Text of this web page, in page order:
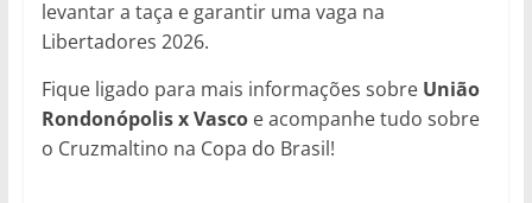
levantar a taça e garantir uma vaga na
Libertadores 2026.
Fique ligado para mais informações sobre União
Rondonópolis x Vascoe acompanhe tudo sobre
o Cruzmaltino na Copa do Brasil!